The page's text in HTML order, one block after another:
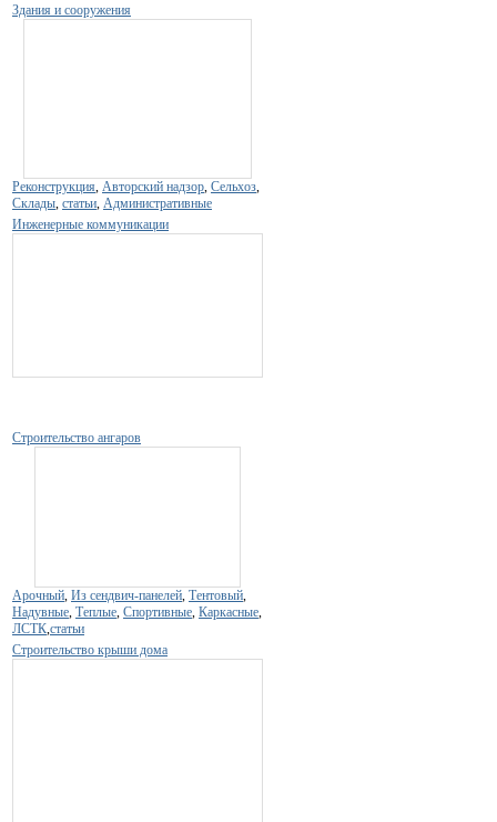
Здания и сооружения
Реконструкция Авторский надзор Сельхоз
Склады статьи Административные
Инженерные коммуникации
Строительство ангаров
Арочный Из сендвич-панелей Тентовый
Надувные Теплые Спортивные Каркасные
ЛСТК статьи
Строительство крыши дома